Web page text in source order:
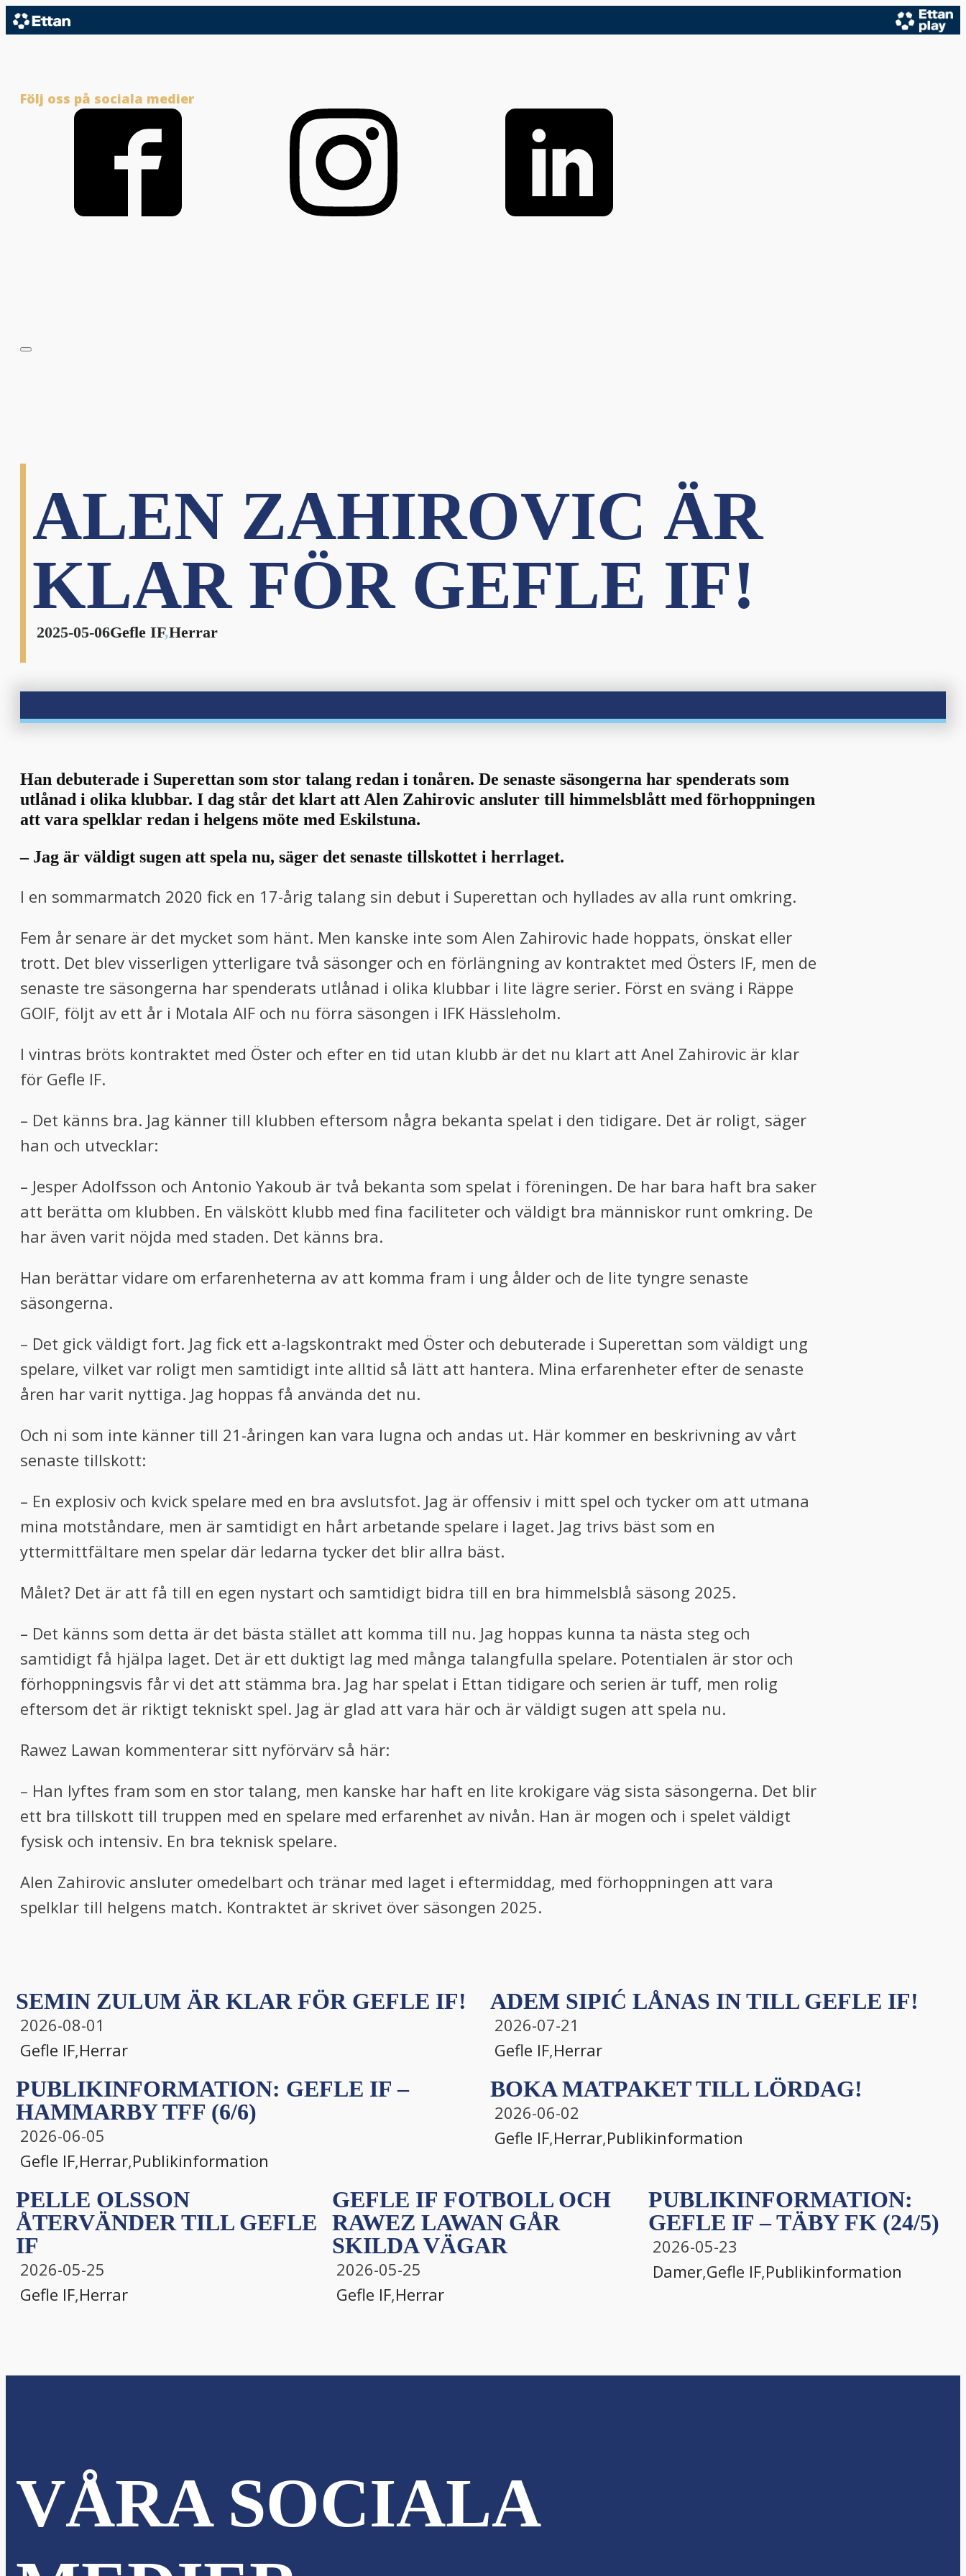
Följ oss på sociala medier
ALEN ZAHIROVIC ÄR
KLAR FÖR GEFLE IF!
2025-05-06Gefle IF,Herrar
Han debuterade i Superettan som stor talang redan i tonåren. De senaste säsongerna har spenderats som
utlånad i olika klubbar. I dag står det klart att Alen Zahirovic ansluter till himmelsblått med förhoppningen
att vara spelklar redan i helgens möte med Eskilstuna.
–Jag är väldigt sugen att spela nu, säger det senaste tillskottet i herrlaget.
I en sommarmatch 2020 fick en 17-årig talang sin debut i Superettan och hyllades av alla runt omkring.
Fem år senare är det mycket som hänt. Men kanske inte som Alen Zahirovic hade hoppats, önskat eller
trott. Det blev visserligen ytterligare två säsonger och en förlängning av kontraktet med Östers IF, men de
senaste tre säsongerna har spenderats utlånad i olika klubbar i lite lägre serier. Först en sväng i Räppe
GOIF, följt av ett år i Motala AIF och nu förra säsongen i IFK Hässleholm.
I vintras bröts kontraktet med Öster och efter en tid utan klubb är det nu klart att Anel Zahirovic är klar
för Gefle IF.
– Det känns bra. Jag känner till klubben eftersom några bekanta spelat i den tidigare. Det är roligt, säger
han och utvecklar:
– Jesper Adolfsson och Antonio Yakoub är två bekanta som spelat i föreningen. De har bara haft bra saker
att berätta om klubben. En välskött klubb med fina faciliteter och väldigt bra människor runt omkring. De
har även varit nöjda med staden. Det känns bra.
Han berättar vidare om erfarenheterna av att komma fram i ung ålder och de lite tyngre senaste
säsongerna.
– Det gick väldigt fort. Jag fick ett a-lagskontrakt med Öster och debuterade i Superettan som väldigt ung
spelare, vilket var roligt men samtidigt inte alltid så lätt att hantera. Mina erfarenheter efter de senaste
åren har varit nyttiga. Jag hoppas få använda det nu.
Och ni som inte känner till 21-åringen kan vara lugna och andas ut. Här kommer en beskrivning av vårt
senaste tillskott:
– En explosiv och kvick spelare med en bra avslutsfot. Jag är offensiv i mitt spel och tycker om att utmana
mina motståndare, men är samtidigt en hårt arbetande spelare i laget. Jag trivs bäst som en
yttermittfältare men spelar där ledarna tycker det blir allra bäst.
Målet? Det är att få till en egen nystart och samtidigt bidra till en bra himmelsblå säsong 2025.
– Det känns som detta är det bästa stället att komma till nu. Jag hoppas kunna ta nästa steg och
samtidigt få hjälpa laget. Det är ett duktigt lag med många talangfulla spelare. Potentialen är stor och
förhoppningsvis får vi det att stämma bra. Jag har spelat i Ettan tidigare och serien är tuff, men rolig
eftersom det är riktigt tekniskt spel. Jag är glad att vara här och är väldigt sugen att spela nu.
Rawez Lawan kommenterar sitt nyförvärv så här:
– Han lyftes fram som en stor talang, men kanske har haft en lite krokigare väg sista säsongerna. Det blir
ett bra tillskott till truppen med en spelare med erfarenhet av nivån. Han är mogen och i spelet väldigt
fysisk och intensiv. En bra teknisk spelare.
Alen Zahirovic ansluter omedelbart och tränar med laget i eftermiddag, med förhoppningen att vara
spelklar till helgens match. Kontraktet är skrivet över säsongen 2025.
SEMIN ZULUM ÄR KLAR FÖR GEFLE IF!
2026-08-01
Gefle IF,Herrar
ADEM SIPIĆ LÅNAS IN TILL GEFLE IF!
2026-07-21
Gefle IF,Herrar
PUBLIKINFORMATION: GEFLE IF –
HAMMARBY TFF (6/6)
2026-06-05
Gefle IF,Herrar,Publikinformation
BOKA MATPAKET TILL LÖRDAG!
2026-06-02
Gefle IF,Herrar,Publikinformation
PELLE OLSSON
ÅTERVÄNDER TILL GEFLE
IF
2026-05-25
Gefle IF,Herrar
GEFLE IF FOTBOLL OCH
RAWEZ LAWAN GÅR
SKILDA VÄGAR
2026-05-25
Gefle IF,Herrar
PUBLIKINFORMATION:
GEFLE IF – TÄBY FK (24/5)
2026-05-23
Damer,Gefle IF,Publikinformation
VÅRA SOCIALA